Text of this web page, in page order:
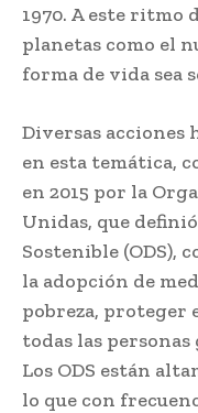
1970. A este ritmo
planetas como el
forma de vida sea
Diversas acciones
en esta temática,
en 2015 por la
Unidas, que
Sostenible (ODS),
la adopción de
pobreza, proteger
todas las personas
Los ODS están
lo que con